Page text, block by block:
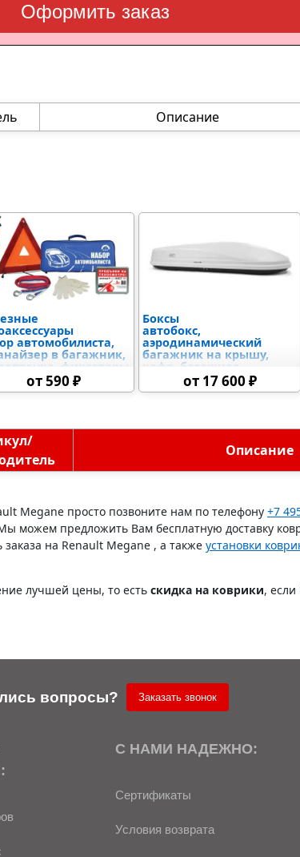
Оформить заказ
Описание
автомобилиста,
в багажник,
фиксаторы
скребок,
от 590 ₽
Боксы
автобокс,
аэродинамический
багажник на крышу,
кофр, багажная
коробка,
автомобильный кейс на
от 17 600 ₽
Описание
Megane просто позвоните нам по телефону +7
можем предложить Вам бесплатную доставку
на Renault Megane , а также установки
лучшей цены, то есть скидка на коврики,
вопросы? Заказать звонок
С НАМИ НАДЕЖНО:
Сертификаты
Условия возврата